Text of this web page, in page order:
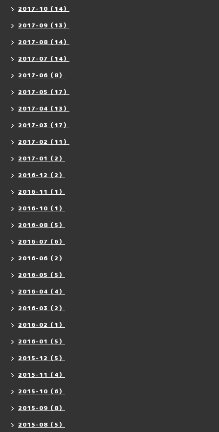
2017-10（14）
2017-09（13）
2017-08（14）
2017-07（14）
2017-06（8）
2017-05（17）
2017-04（13）
2017-03（17）
2017-02（11）
2017-01（2）
2016-12（2）
2016-11（1）
2016-10（1）
2016-08（5）
2016-07（6）
2016-06（2）
2016-05（5）
2016-04（4）
2016-03（2）
2016-02（1）
2016-01（5）
2015-12（5）
2015-11（4）
2015-10（6）
2015-09（8）
2015-08（5）